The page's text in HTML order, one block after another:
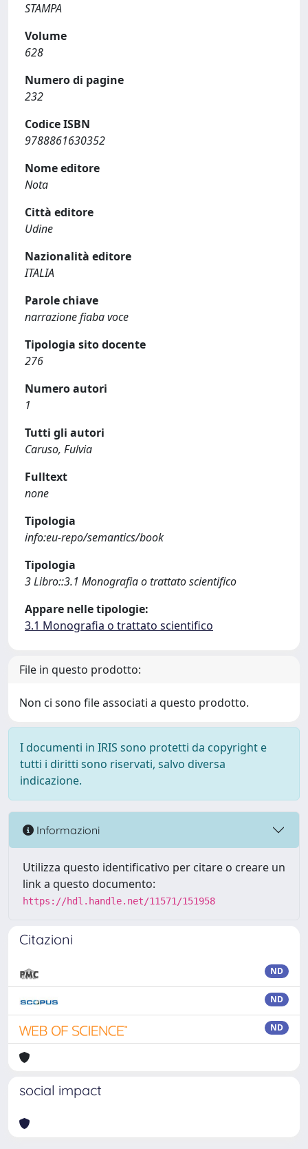
STAMPA
Volume
628
Numero di pagine
232
Codice ISBN
9788861630352
Nome editore
Nota
Città editore
Udine
Nazionalità editore
ITALIA
Parole chiave
narrazione fiaba voce
Tipologia sito docente
276
Numero autori
1
Tutti gli autori
Caruso, Fulvia
Fulltext
none
Tipologia
info:eu-repo/semantics/book
Tipologia
3 Libro::3.1 Monografia o trattato scientifico
Appare nelle tipologie:
3.1 Monografia o trattato scientifico
File in questo prodotto:
Non ci sono file associati a questo prodotto.
I documenti in IRIS sono protetti da copyright e
tutti i diritti sono riservati, salvo diversa
indicazione.
Informazioni
Utilizza questo identificativo per citare o creare un
link a questo documento:
https://hdl.handle.net/11571/151958
Citazioni
ND
ND
ND
social impact